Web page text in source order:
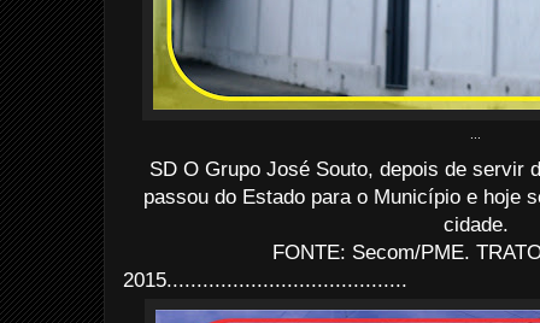
SD O Grupo José Souto, depois de servir
passou do Estado para o Município e hoje
cidade.
FONTE: Secom/PME.
2015........................................